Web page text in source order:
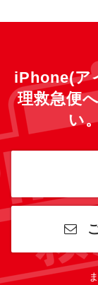
iPhone(ア
理救急便へ
い